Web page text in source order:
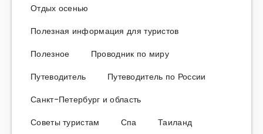
Отдых осенью
Полезная информация для туристов
Полезное
Проводник по миру
Путеводитель
Путеводитель по России
Санкт-Петербург и область
Советы туристам
Спа Таиланд